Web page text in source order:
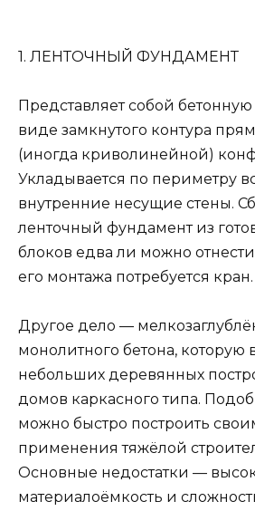
1. ЛЕНТОЧНЫЙ ФУНДАМЕНТ
Представляет собой
виде замкнутого контура
(иногда криволинейной)
Укладывается по периметру
внутренние несущие стены.
ленточный фундамент из
блоков едва ли можно
его монтажа потребуется кран.
Другое дело —
монолитного бетона, которую
небольших деревянных
домов каркасного типа.
можно быстро построить
применения тяжёлой
Основные недостатки —
материалоёмкость и